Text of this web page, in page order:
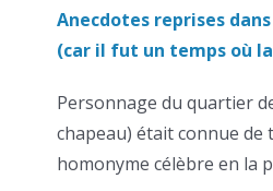
Anecdotes reprises
(car il fut un temps où
Personnage du quartier
chapeau) était connue de
homonyme célèbre en la